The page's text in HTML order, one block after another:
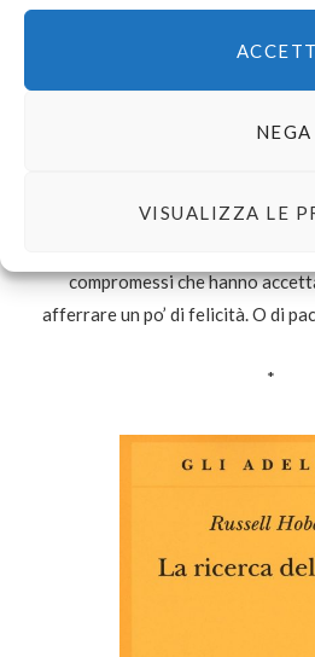
NEGA
VISUALIZZA LE
una raccolta di racconti. O una
legami che stringiamo e su come
inseguendola, fraintendendola,
compromessi che hanno
afferrare un po’ di felicità. O di
*